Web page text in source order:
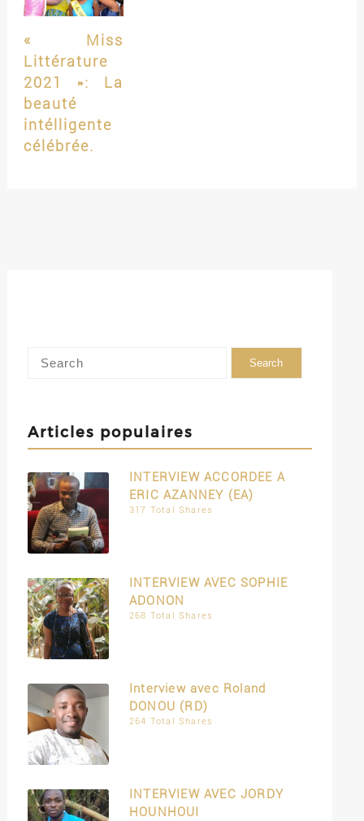
« Miss
Littérature
2021 »: La
beauté
intélligente
célébrée.
Articles populaires
INTERVIEW ACCORDEE A
ERIC AZANNEY (EA)
317 Total Shares
INTERVIEW AVEC SOPHIE
ADONON
268 Total Shares
Interview avec Roland
DONOU (RD)
264 Total Shares
INTERVIEW AVEC JORDY
HOUNHOUI